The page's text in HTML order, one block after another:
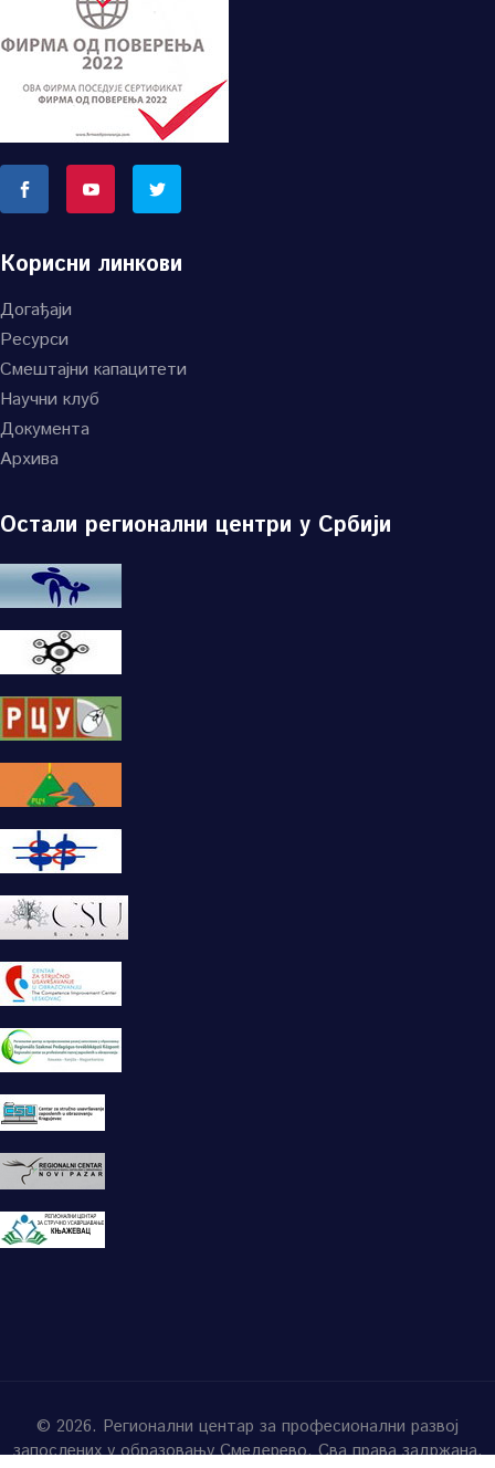
Корисни линкови
Догађаји
Ресурси
Смештајни капацитети
Научни клуб
Документа
Архива
Остали регионални центри у Србији
© 2026. Регионални центар за професионални развој
запослених у образовању Смедерево. Сва права задржана.